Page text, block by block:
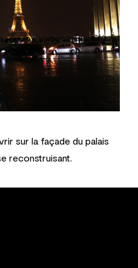
sur la façade du palais
reconstruisant.